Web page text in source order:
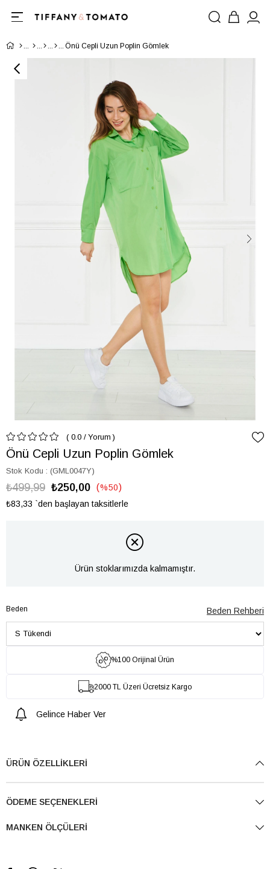
Önü Cepli Uzun Poplin Gömlek
0.0 / Yorum
Önü Cepli Uzun Poplin Gömlek
Stok Kodu (GML0047Y)
₺499,99 ₺250,00 %50
İndirim
₺83,33 `den başlayan taksitlerle
Ürün stoklarımızda kalmamıştır.
Beden Beden Rehberi
%100 Orijinal Ürün
2000 TL Üzeri Ücretsiz Kargo
Gelince Haber Ver
ÜRÜN ÖZELLIKLERI
ÖDEME SEÇENEKLERI
MANKEN ÖLÇÜLERI